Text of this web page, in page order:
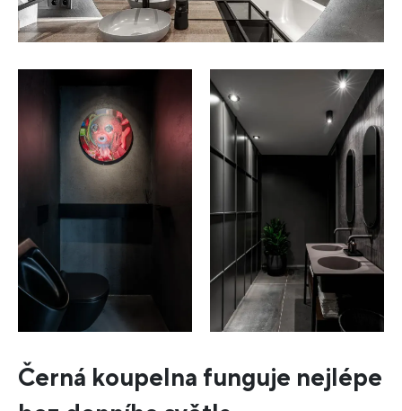
Černá koupelna funguje nejlépe